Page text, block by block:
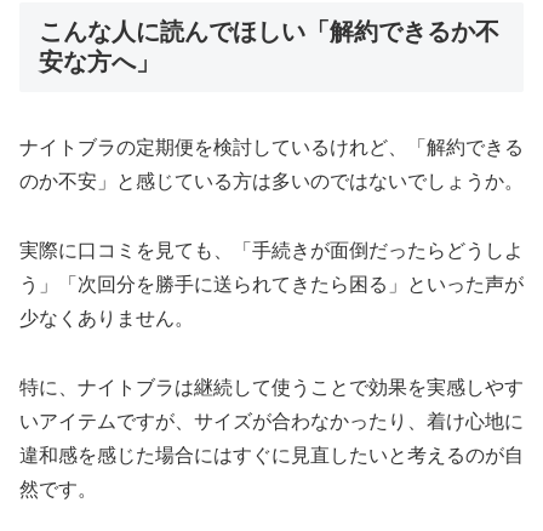
こんな人に読んでほしい「解約できるか不
安な方へ」
ナイトブラの定期便を検討しているけれど、「解約できる
のか不安」と感じている方は多いのではないでしょうか。
実際に口コミを見ても、「手続きが面倒だったらどうしよ
う」「次回分を勝手に送られてきたら困る」といった声が
少なくありません。
特に、ナイトブラは継続して使うことで効果を実感しやす
いアイテムですが、サイズが合わなかったり、着け心地に
違和感を感じた場合にはすぐに見直したいと考えるのが自
然です。